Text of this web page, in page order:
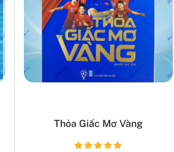
Thỏa Giấc Mơ Vàng